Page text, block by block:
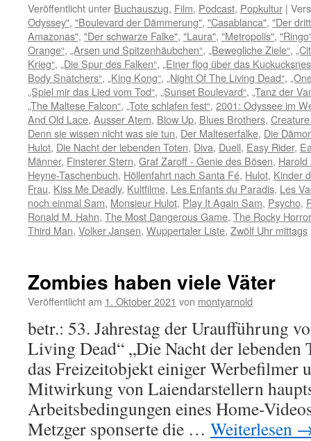
Veröffentlicht unter Buchauszug, Film, Podcast, Popkultur |
Odyssey", "Boulevard der Dämmerung", "Casablanca", "Der
Amazonas", "Der schwarze Falke", "Laura", "Metropolis",
Orange“, „Arsen und Spitzenhäubchen“, „Bewegliche Ziele“,
Krieg“, „Die Spur des Falken“, „Einer flog über das
Body Snatchers“, „King Kong“, „Night Of The Living Dead“,
„Spiel mir das Lied vom Tod“, „Sunset Boulevard“, „Tanz der
„The Maltese Falcon“, „Tote schlafen fest“, 2001: Odyssee im
And Old Lace, Ausser Atem, Blow Up, Blues Brothers,
Denn sie wissen nicht was sie tun, Der Malteserfalke, Die
Hulot, Die Nacht der lebenden Toten, Diva, Duell, Easy Rider,
Männer, Finsterer Stern, Graf Zaroff - Genie des Bösen,
Heyne-Taschenbuch, Höllenfahrt nach Santa Fé, Hulot, Kinder
Frau, Kiss Me Deadly, Kultfilme, Les Enfants du Paradis, Les
noch einmal Sam, Monsieur Hulot, Play It Again Sam, Psycho,
Ronald M. Hahn, The Most Dangerous Game, The Rocky
Third Man, Volker Jansen, Wuppertaler Liste, Zwölf Uhr mittags
Zombies haben viele Väter
Veröffentlicht am 1. Oktober 2021 von montyarnold
betr.: 53. Jahrestag der Uraufführung
Living Dead“ „Die Nacht der lebenden
das Freizeitobjekt einiger Werbefilmer
Mitwirkung von Laiendarstellern
Arbeitsbedingungen eines Home-
Metzger sponserte die … Weiterlesen